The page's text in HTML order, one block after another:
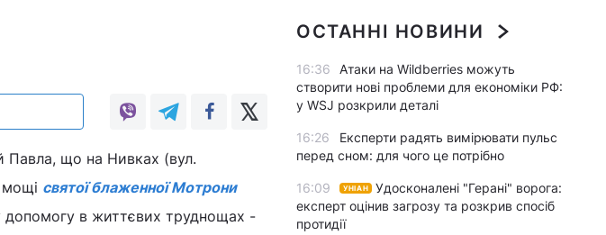
Павла, що на Нивках (вул.
мощі святої блаженної Мотрони
допомогу в життєвих труднощах -
ОСТАННІ НОВИНИ
16:36
Атаки на Wildberries можуть
створити нові проблеми для економіки РФ:
у WSJ розкрили деталі
16:26
Експерти радять вимірювати пульс
перед сном: для чого це потрібно
16:09 УНІАН
Удосконалені "Герані" ворога:
експерт оцінив загрозу та розкрив спосіб
протидії